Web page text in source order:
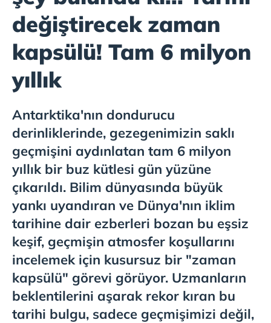
değiştirecek zaman
kapsülü! Tam 6 milyon
yıllık
Antarktika'nın dondurucu
derinliklerinde, gezegenimizin saklı
geçmişini aydınlatan tam 6 milyon
yıllık bir buz kütlesi gün yüzüne
çıkarıldı. Bilim dünyasında büyük
yankı uyandıran ve Dünya'nın iklim
tarihine dair ezberleri bozan bu eşsiz
keşif, geçmişin atmosfer koşullarını
incelemek için kusursuz bir "zaman
kapsülü" görevi görüyor. Uzmanların
beklentilerini aşarak rekor kıran bu
tarihi bulgu, sadece geçmişimizi değil,